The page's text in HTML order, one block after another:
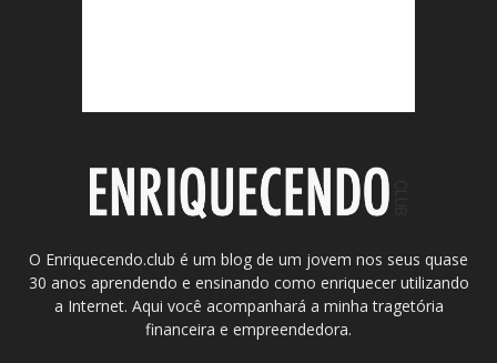
O Enriquecendo.club é um blog de um jovem nos seus quase
30 anos aprendendo e ensinando como enriquecer utilizando
a Internet. Aqui você acompanhará a minha tragetória
financeira e empreendedora.